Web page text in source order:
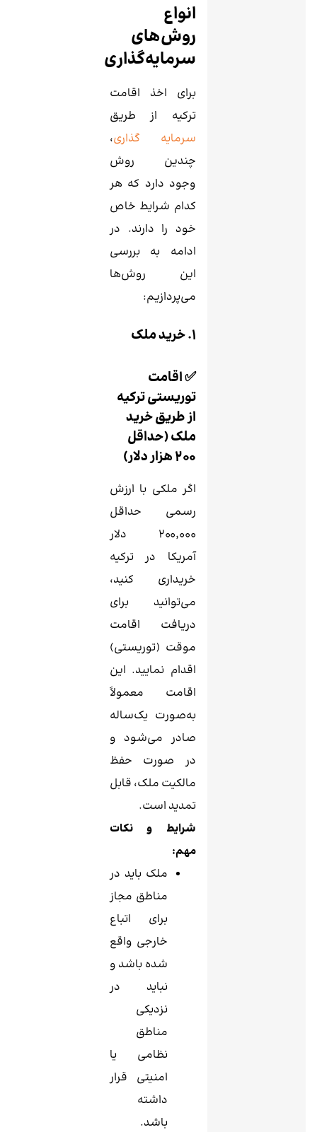
انواع
روش‌های
سرمایه‌گذاری
برای اخذ اقامت
ترکیه از طریق
سرمایه گذاری،
چندین روش
وجود دارد که هر
کدام شرایط خاص
خود را دارند. در
ادامه به بررسی
این روش‌ها
می‌پردازیم:
1. خرید ملک
✅ اقامت
توریستی ترکیه
از طریق خرید
ملک (حداقل
۲۰۰ هزار دلار)
اگر ملکی با ارزش
رسمی حداقل
۲۰۰٬۰۰۰ دلار
آمریکا در ترکیه
خریداری کنید،
می‌توانید برای
دریافت اقامت
موقت (توریستی)
اقدام نمایید. این
اقامت معمولاً
به‌صورت یک‌ساله
صادر می‌شود و
در صورت حفظ
مالکیت ملک، قابل
تمدید است.
شرایط و نکات
مهم:
ملک باید در
مناطق مجاز
برای اتباع
خارجی واقع
شده باشد و
نباید در
نزدیکی
مناطق
نظامی یا
امنیتی قرار
داشته
باشد.